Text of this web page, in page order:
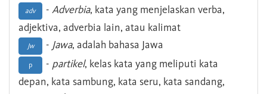
adv - Adverbia, kata yang menjelaskan verba,
adjektiva, adverbia lain, atau kalimat
Jw - Jawa, adalah bahasa Jawa
p - partikel, kelas kata yang meliputi kata
depan, kata sambung, kata seru, kata sandang,